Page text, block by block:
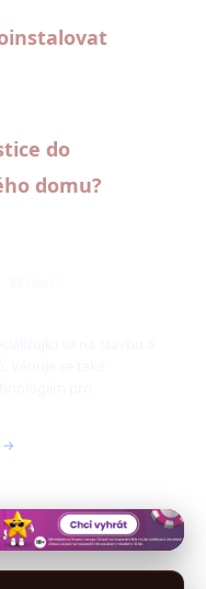
do
domu?
→